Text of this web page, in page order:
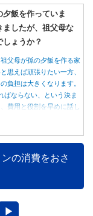
飯を作っていま
ましたが、祖父母な
しょうか？
父母が孫の夕飯を作る家
思えば頑張りたい一方、
負担は大きくなります。
ばならない、という決ま
費用と役割を早めに話し
の消費をおさ
▶